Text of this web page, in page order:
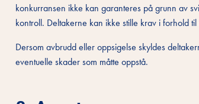
konkurransen ikke kan garanteres på grunn av
kontroll. Deltakerne kan ikke stille krav i forhold til
Dersom avbrudd eller oppsigelse skyldes
eventuelle skader som måtte oppstå.